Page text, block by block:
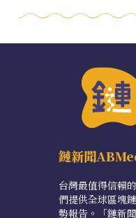
鏈新聞
台灣最值得信賴
們提供全球區塊
勢報告。「鏈新